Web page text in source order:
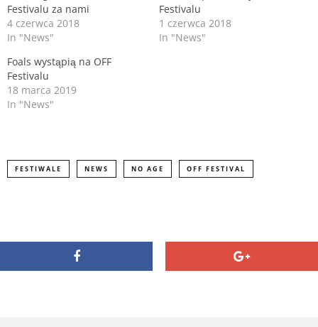
O
e
n
s
n
n
e
w
w
i
(
O
p
i
n
n
e
)
Festivalu za nami
4 czerwca 2018
In "News"
Festivalu
1 czerwca 2018
In "News"
Foals wystąpią na OFF
Festivalu
18 marca 2019
In "News"
FESTIWALE NEWS NO AGE OFF FESTIVAL